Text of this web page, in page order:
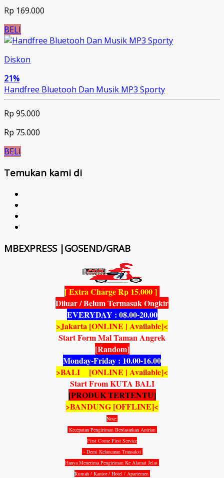
Rp 169.000
BELI
Diskon
21%
Handfree Bluetooh Dan Musik MP3 Sporty
Rp 95.000
Rp 75.000
BELI
Temukan kami di
MBEXPRESS |GOSEND/GRAB
[ Extra Charge Rp 15.000 ]
Diluar / Belum Termasuk Ongkir
EVERYDAY : 08.00-20.00
>Jakarta [ONLINE | Available]<
Start Form Mal Taman Angrek
[Random]
Monday-Friday : 10.00-16.00
>BALI [ONLINE | Available]<
Start From KUTA BALI
[PRODUK TERTENTU]
>BANDUNG [OFFLINE]<
Note:
Kecepatan Pengiriman Berdasarkan Antrian
First Come First Service
- Demi Kelancaran Transaksi
Hanya Menerima Pengiriman Ke Alamat Jelas
Rumah / Kantor / Hotel / Apartemen